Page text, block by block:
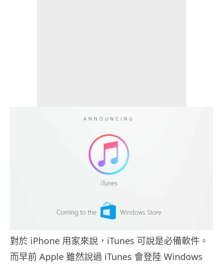
對於 iPhone 用家來說，iTunes 可說是必備軟件。
而早前 Apple 雖然說過 iTunes 會登陸 Windows